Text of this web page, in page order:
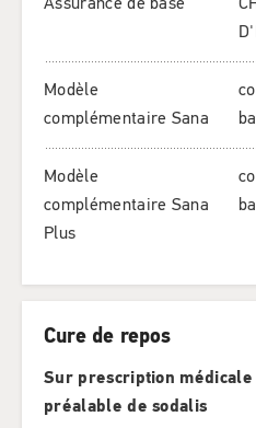
Modèle
complémentaire Sana
Modèle
complémentaire Sana
Plus
Cure de repos
Sur prescription
préalable de sodalis